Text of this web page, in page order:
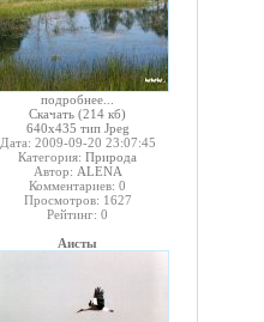
подробнее...
Скачать (214 кб)
640x435 тип Jpeg
Дата: 2009-09-20 23:07:45
Категория: Природа
Автор: ALENA
Комментариев: 0
Просмотров: 1627
Рейтинг: 0
Аисты